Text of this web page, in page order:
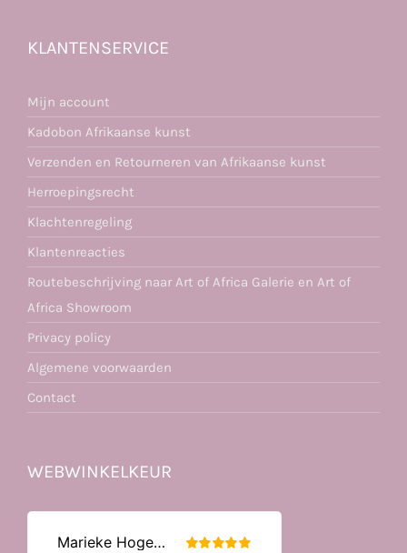
KLANTENSERVICE
Mijn account
Kadobon Afrikaanse kunst
Verzenden en Retourneren van Afrikaanse kunst
Herroepingsrecht
Klachtenregeling
Klantenreacties
Routebeschrijving naar Art of Africa Galerie en Art of
Africa Showroom
Privacy policy
Algemene voorwaarden
Contact
WEBWINKELKEUR